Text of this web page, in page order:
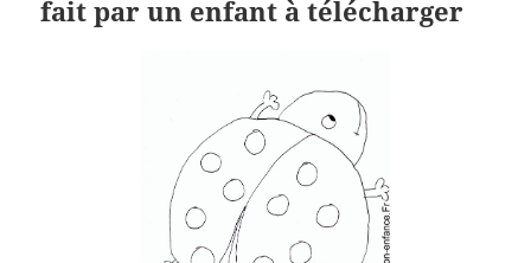
fait par un enfant à télécharger